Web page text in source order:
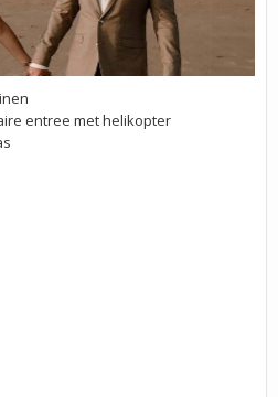
entree met helikopter